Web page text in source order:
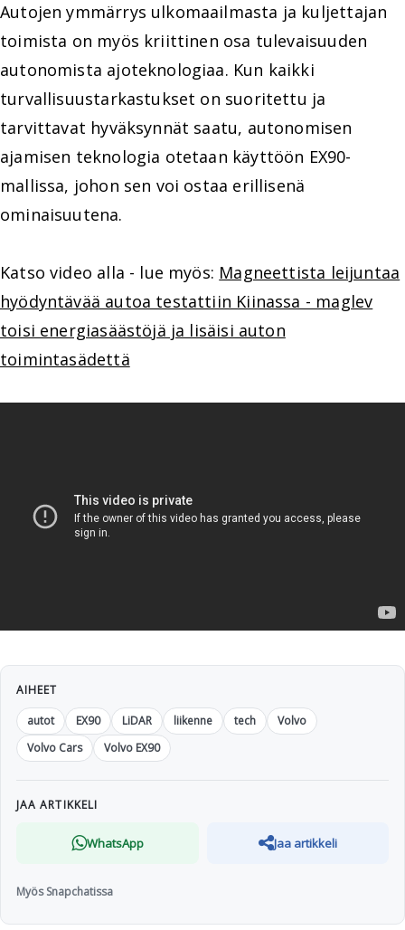
Autojen ymmärrys ulkomaailmasta ja kuljettajan
toimista on myös kriittinen osa tulevaisuuden
autonomista ajoteknologiaa. Kun kaikki
turvallisuustarkastukset on suoritettu ja
tarvittavat hyväksynnät saatu, autonomisen
ajamisen teknologia otetaan käyttöön EX90-
mallissa, johon sen voi ostaa erillisenä
ominaisuutena.
Katso video alla - lue myös: Magneettista leijuntaa
hyödyntävää autoa testattiin Kiinassa - maglev
toisi energiasäästöjä ja lisäisi auton
toimintasädettä
AIHEET
autot
EX90 LiDAR liikenne tech
Volvo
Volvo Cars
Volvo EX90
JAA ARTIKKELI
WhatsApp Jaa artikkeli
Myös Snapchatissa